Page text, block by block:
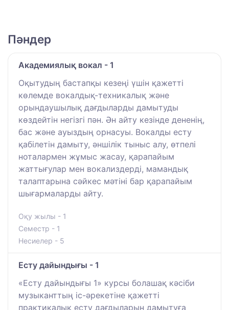
Пәндер
Академиялық вокал - 1
Оқытудың бастапқы кезеңі үшін қажетті
көлемде вокалдық-техникалық және
орындаушылық дағдыларды дамытуды
көздейтін негізгі пән. Ән айту кезінде дененің,
бас және ауыздың орнасуы. Вокалды есту
қабілетін дамыту, әншілік тыныс алу, өтпелі
ноталармен жұмыс жасау, қарапайым
жаттығулар мен вокализдерді, мамандық
талаптарына сәйкес мәтіні бар қарапайым
шығармаларды айту.
Оқу жылы - 1
Семестр - 1
Несиелер - 5
Есту дайындығы - 1
«Есту дайындығы 1» курсы болашақ кәсіби
музыканттың іс-әрекетіне қажетті
практикалық есту дағдыларын дамытуға